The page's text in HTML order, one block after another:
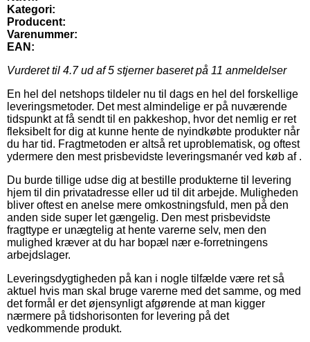
Kategori:
Producent:
Varenummer:
EAN:
Vurderet til 4.7ud af 5 stjerner baseret på 11 anmeldelser
En hel del netshops tildeler nu til dags en hel del forskellige
leveringsmetoder. Det mest almindelige er på nuværende
tidspunkt at få sendt til en pakkeshop, hvor det nemlig er ret
fleksibelt for dig at kunne hente de nyindkøbte produkter når
du har tid. Fragtmetoden er altså ret uproblematisk, og oftest
ydermere den mest prisbevidste leveringsmanér ved køb af .
Du burde tillige udse dig at bestille produkterne til levering
hjem til din privatadresse eller ud til dit arbejde. Muligheden
bliver oftest en anelse mere omkostningsfuld, men på den
anden side super let gængelig. Den mest prisbevidste
fragttype er unægtelig at hente varerne selv, men den
mulighed kræver at du har bopæl nær e-forretningens
arbejdslager.
Leveringsdygtigheden på kan i nogle tilfælde være ret så
aktuel hvis man skal bruge varerne med det samme, og med
det formål er det øjensynligt afgørende at man kigger
nærmere på tidshorisonten for levering på det
vedkommende produkt.